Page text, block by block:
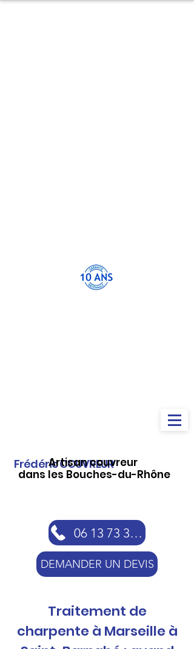
Frédéric COUVREUR
Artisan couvreur
dans les Bouches-du-Rhône
06 13 73 30 46
DEMANDER UN DEVIS
Traitement de
charpente à Marseille à